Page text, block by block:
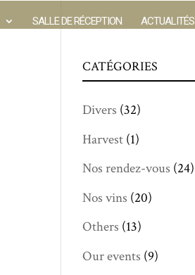
SALLE DE RÉCEPTION ACTUALITÉS
CATÉGORIES
Divers (32)
Harvest (1)
Nos rendez-vous (24)
Nos vins (20)
Others (13)
Our events (9)